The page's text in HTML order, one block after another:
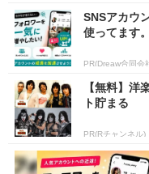
SNSアカウ
使ってます。
PR(Dreaw合同会
【無料】洋
ト貯まる
PR(Rチャンネル)